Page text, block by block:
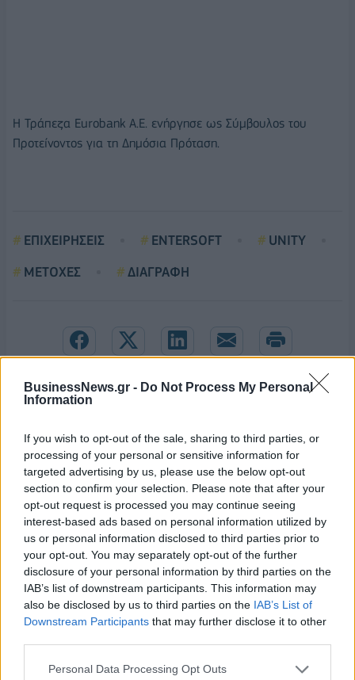
BusinessNews.gr - Do Not Process My Personal
Information
If you wish to opt-out of the sale, sharing to third parties, or
processing of your personal or sensitive information for
targeted advertising by us, please use the below opt-out
section to confirm your selection. Please note that after your
opt-out request is processed you may continue seeing
interest-based ads based on personal information utilized by
us or personal information disclosed to third parties prior to
your opt-out. You may separately opt-out of the further
disclosure of your personal information by third parties on the
IAB’s list of downstream participants. This information may
also be disclosed by us to third parties on the IAB’s List of
Downstream Participants that may further disclose it to other
Personal Data Processing Opt Outs
Η Τράπεζα Eurobank Α.Ε. ενήργησε ως Σύμβουλος του
Προτείνοντος για τη Δημόσια Πρόταση.
ΕΠΙΧΕΙΡΗΣΕΙΣ ENTERSOFT
UNITY
ΜΕΤΟΧΕΣ
ΔΙΑΓΡΑΦΗ
EuroLeague: Οι ενθουσιώδεις πρωτοεμφανιζόμενοι
Κατηγορίας: Πρεμιέρα με νίκη
Β.Σ. Καρούλιας: Τζίρος 98,7